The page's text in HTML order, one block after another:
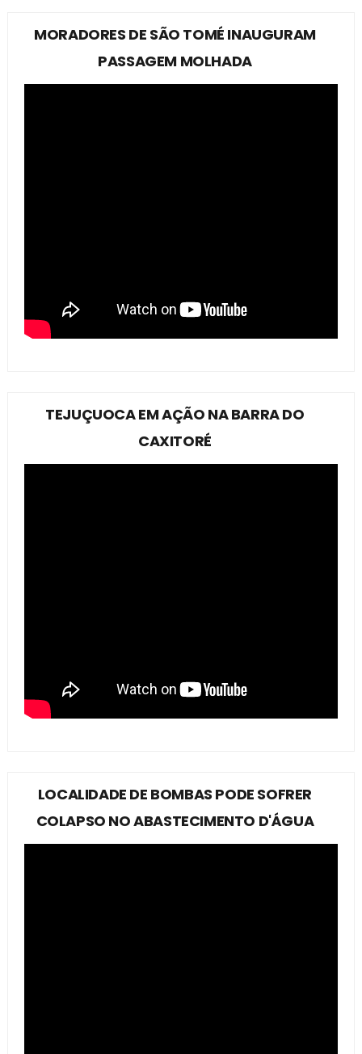
MORADORES DE SÃO TOMÉ INAUGURAM
PASSAGEM MOLHADA
TEJUÇUOCA EM AÇÃO NA BARRA DO
CAXITORÉ
LOCALIDADE DE BOMBAS PODE SOFRER
COLAPSO NO ABASTECIMENTO D'ÁGUA